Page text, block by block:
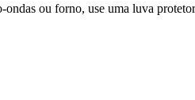
ou forno, use uma luva